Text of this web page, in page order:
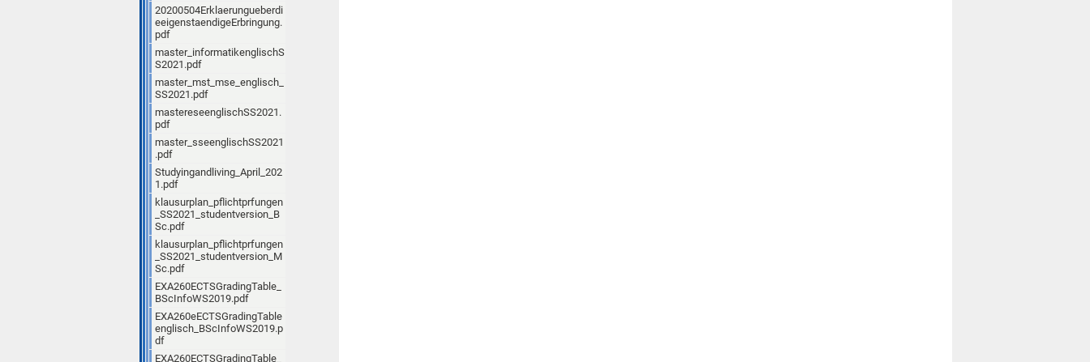
20200504Erklaerungueberdi
eeigenstaendigeErbringung.
pdf
master_informatikenglischS
S2021.pdf
master_mst_mse_englisch_
SS2021.pdf
mastereseenglischSS2021.
pdf
master_sseenglischSS2021
.pdf
Studyingandliving_April_202
1.pdf
klausurplan_pflichtprfungen
_SS2021_studentversion_B
Sc.pdf
klausurplan_pflichtprfungen
_SS2021_studentversion_M
Sc.pdf
EXA260ECTSGradingTable_
BScInfoWS2019.pdf
EXA260eECTSGradingTable
englisch_BScInfoWS2019.p
df
EXA260ECTSGradingTable_